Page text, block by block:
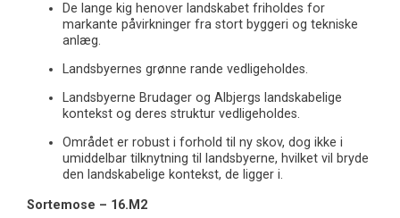
De lange kig henover landskabet friholdes for
markante påvirkninger fra stort byggeri og tekniske
anlæg.
Landsbyernes grønne rande vedligeholdes.
Landsbyerne Brudager og Albjergs landskabelige
kontekst og deres struktur vedligeholdes.
Området er robust i forhold til ny skov, dog ikke i
umiddelbar tilknytning til landsbyerne, hvilket vil bryde
den landskabelige kontekst, de ligger i.
Sortemose – 16.M2